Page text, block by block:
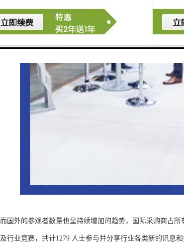
而国外的参观者数量也呈持续增加的趋势，国际采购商占
及行业竞赛，共计1279 人士参与并分享行业各类新的讯息和